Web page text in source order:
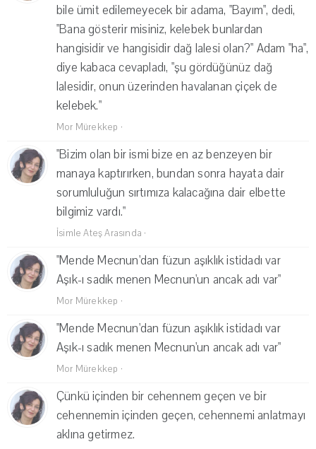
bile ümit edilemeyecek bir adama, "Bayım", dedi,
"Bana gösterir misiniz, kelebek bunlardan
hangisidir ve hangisidir dağ lalesi olan?" Adam "ha",
diye kabaca cevapladı, "şu gördüğünüz dağ
lalesidir, onun üzerinden havalanan çiçek de
kelebek."
Mor Mürekkep ·
"Bizim olan bir ismi bize en az benzeyen bir
manaya kaptırırken, bundan sonra hayata dair
sorumluluğun sırtımıza kalacağına dair elbette
bilgimiz vardı."
İsimle Ateş Arasında ·
"Mende Mecnun'dan füzun aşıklık istidadı var
Aşık-ı sadık menen Mecnun'un ancak adı var"
Mor Mürekkep ·
"Mende Mecnun'dan füzun aşıklık istidadı var
Aşık-ı sadık menen Mecnun'un ancak adı var"
Mor Mürekkep ·
Çünkü içinden bir cehennem geçen ve bir
cehennemin içinden geçen, cehennemi anlatmayı
aklına getirmez.